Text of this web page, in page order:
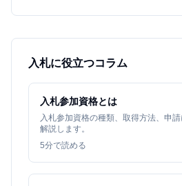
入札に役立つコラム
入札参加資格とは
入札参加資格の種類、取得方法、申
解説します。
5分で読める